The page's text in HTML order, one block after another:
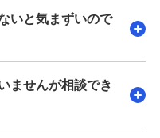
いと気まずいので
ませんが相談でき